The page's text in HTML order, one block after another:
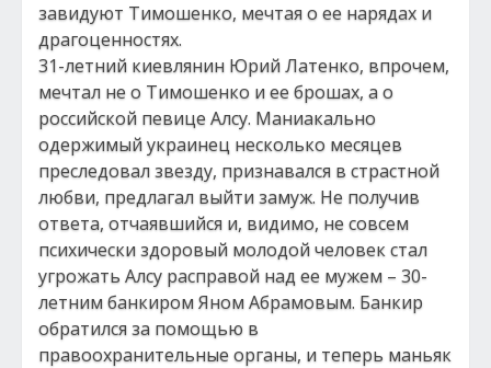
завидуют Тимошенко, мечтая о ее нарядах и
драгоценностях.
31-летний киевлянин Юрий Латенко, впрочем,
мечтал не о Тимошенко и ее брошах, а о
российской певице Алсу. Маниакально
одержимый украинец несколько месяцев
преследовал звезду, признавался в страстной
любви, предлагал выйти замуж. Не получив
ответа, отчаявшийся и, видимо, не совсем
психически здоровый молодой человек стал
угрожать Алсу расправой над ее мужем – 30-
летним банкиром Яном Абрамовым. Банкир
обратился за помощью в
правоохранительные органы, и теперь маньяк